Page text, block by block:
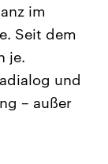
und
die Vereinigten
Ländern
Einfluss auf
im
Seit dem
je.
und
– außer